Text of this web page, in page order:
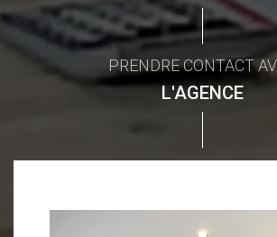
PRENDRE CONTACT
L'AGENCE